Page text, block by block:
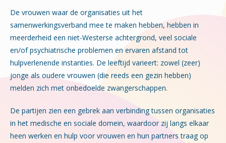
De vrouwen waar de organisaties uit het
samenwerkingsverband mee te maken hebben, hebben in
meerderheid een niet-Westerse achtergrond, veel sociale
en/of psychiatrische problemen en ervaren afstand tot
hulpverlenende instanties. De leeftijd varieert: zowel (zeer)
jonge als oudere vrouwen (die reeds een gezin hebben)
melden zich met onbedoelde zwangerschappen.
De partijen zien een gebrek aan verbinding tussen organisaties
in het medische en sociale domein, waardoor zij langs elkaar
heen werken en hulp voor vrouwen en hun partners traag op